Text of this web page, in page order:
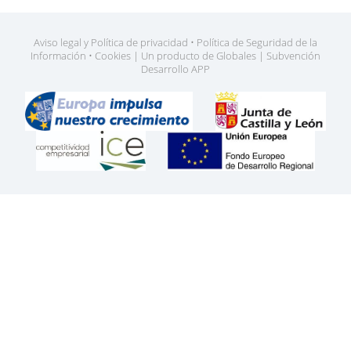
Aviso legal y Política de privacidad • Política de Seguridad de la
Información • Cookies | Un producto de Globales | Subvención
Desarrollo APP